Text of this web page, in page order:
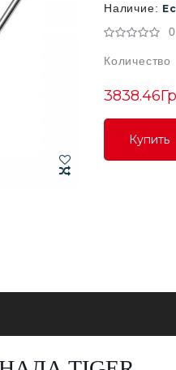
Наличие:
Количество
Купить
Купить